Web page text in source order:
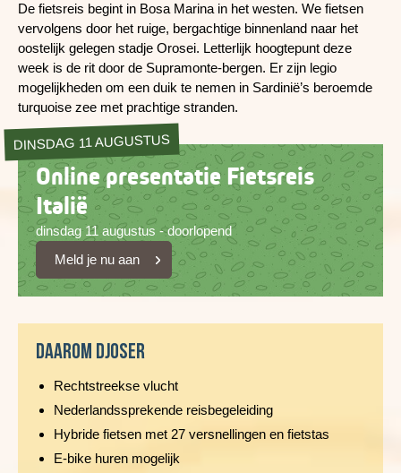
De fietsreis begint in Bosa Marina in het westen. We fietsen
vervolgens door het ruige, bergachtige binnenland naar het
oostelijk gelegen stadje Orosei. Letterlijk hoogtepunt deze
week is de rit door de Supramonte-bergen. Er zijn legio
mogelijkheden om een duik te nemen in Sardinië’s beroemde
turquoise zee met prachtige stranden.
DINSDAG 11 AUGUSTUS
Online presentatie Fietsreis
Italië
dinsdag 11 augustus - doorlopend
Meld je nu aan
Daarom Djoser
Rechtstreekse vlucht
Nederlandssprekende reisbegeleiding
Hybride fietsen met 27 versnellingen en fietstas
E-bike huren mogelijk